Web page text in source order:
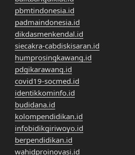
pbmtindonesia.id
padmaindonesia.id
dikdasmenkendal.id
siecakra-cabdiskisaran.id
humprosingkawang.id
pdgikarawang.id
covid19-socmed.id
identikkominfo.id
budidana.id
kolompendidikan.id
infobidikgiriwoyo.id
berpendidikan.id
wahidproinovasi.id